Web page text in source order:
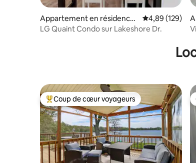
Appartement en résidence ⋅
Lac de Genève
Évaluation
4,89 (129)
LG Quaint Condo sur Lakeshore Dr.
Coups de cœur voyageurs les plus appréciés
Coup de cœur voyageurs